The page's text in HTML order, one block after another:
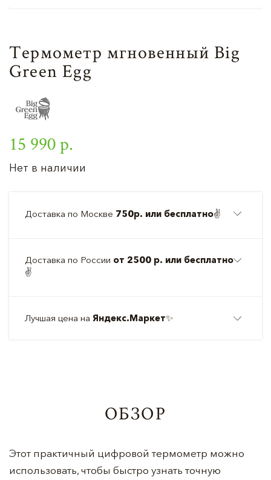
Термометр мгновенный Big
Green Egg
15 990 р.
Нет в наличии
Доставка по Москве 750р. или бесплатно✌️
Доставка по России от 2500 р. или бесплатно
✌️
Лучшая цена на Яндекс.Маркет✨
ОБЗОР
Этот практичный цифровой термометр можно
использовать, чтобы быстро узнать точную